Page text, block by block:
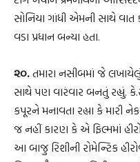
સોનિયા ગાંધી એમની સાથે
વડા પ્રધાન બન્યા હતા.
૨૦.તમારા નસીબમાં જે
સાથે પણ વારંવાર બનતું રહ્યું.
કપૂરને મનાવતા રહ્યા કે મારી
જ નહીં કારણ કે એ ફિલ્મમાં
આ બાજુ રિશીની રોમેન્ટિક